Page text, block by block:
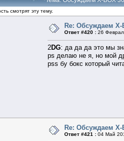
смотрят эту тему.
Re: Обсуждаем X-
Ответ #420 : 26
2DG: да да да это мы
ps делаю не я, но мой
pss бу бокс который
Re: Обсуждаем X-
Ответ #421 : 04 Май